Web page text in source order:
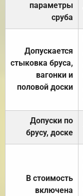
параметры
сруба
Допускается
стыковка бруса,
вагонки и
половой доски
Допуски по
брусу, доске
В стоимость
включена